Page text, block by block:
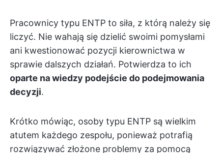
Pracownicy typu ENTP to siła, z którą należy się
liczyć. Nie wahają się dzielić swoimi pomysłami
ani kwestionować pozycji kierownictwa w
sprawie dalszych działań. Potwierdza to ich
oparte na wiedzy podejście do podejmowania
decyzji.
Krótko mówiąc, osoby typu ENTP są wielkim
atutem każdego zespołu, ponieważ potrafią
rozwiązywać złożone problemy za pomocą